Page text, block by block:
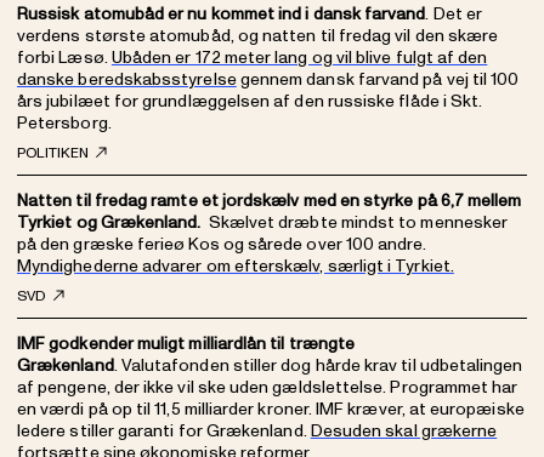
Russisk atomubåd er nu kommet ind i dansk farvand. Det er
verdens største atomubåd, og natten til fredag vil den skære
forbi Læsø. Ubåden er 172 meter lang og vil blive fulgt af den
danske beredskabsstyrelsegennem dansk farvand på vej til 100
års jubilæet for grundlæggelsen af den russiske flåde i Skt.
Petersborg.
POLITIKEN
Natten til fredag ramte et jordskælv med en styrke på 6,7 mellem
Tyrkiet og Grækenland. Skælvet dræbte mindst to mennesker
på den græske ferieø Kos og sårede over 100 andre.
Myndighederne advarer om efterskælv, særligt i Tyrkiet.
SVD
IMF godkender muligt milliardlån til trængte
Grækenland. Valutafonden stiller dog hårde krav til udbetalingen
af pengene, der ikke vil ske uden gældslettelse. Programmet har
en værdi på op til 11,5 milliarder kroner. IMF kræver, at europæiske
ledere stiller garanti for Grækenland. Desuden skal grækerne
fortsætte sine økonomiske reformer.